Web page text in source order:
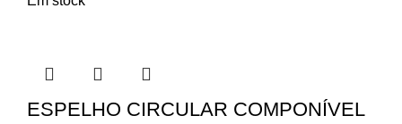
ESPELHO CIRCULAR COMPONÍVEL